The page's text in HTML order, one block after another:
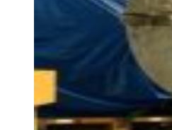
PROGRAMACIÓN
EN VIVO